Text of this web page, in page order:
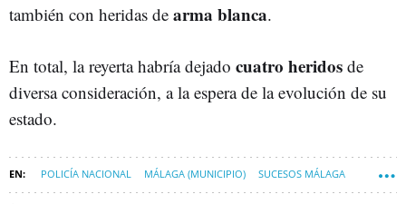
también con heridas de arma blanca.
En total, la reyerta habría dejado cuatro heridos de
diversa consideración, a la espera de la evolución de su
estado.
POLICÍA NACIONAL MÁLAGA (MUNICIPIO) SUCESOS MÁLAGA